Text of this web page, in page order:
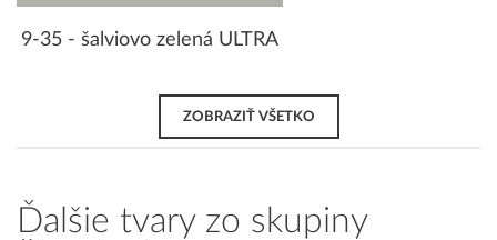
9-35 - šalviovo zelená ULTRA
ZOBRAZIŤ VŠETKO
Ďalšie tvary zo skupiny